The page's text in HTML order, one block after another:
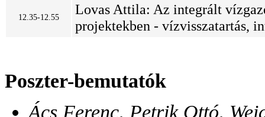
12.35-12.55
Lovas Attila: Az integrált
projektekben - vízvisszatartás,
Poszter-bemutatók
Ács Ferenc, Petrik Ottó,